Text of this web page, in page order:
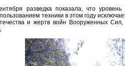
разведка показала, что
техники в этом году
и жертв войн Вооруженных